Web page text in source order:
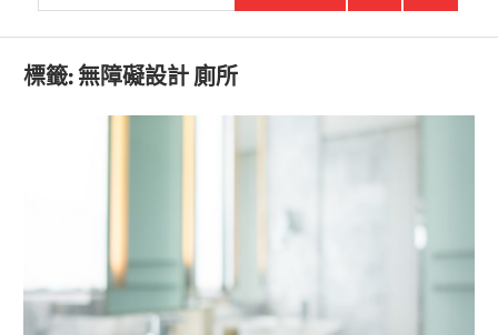
住
宅
銀
髮,
海
項
目
標籤: 無障礙設計 廁所